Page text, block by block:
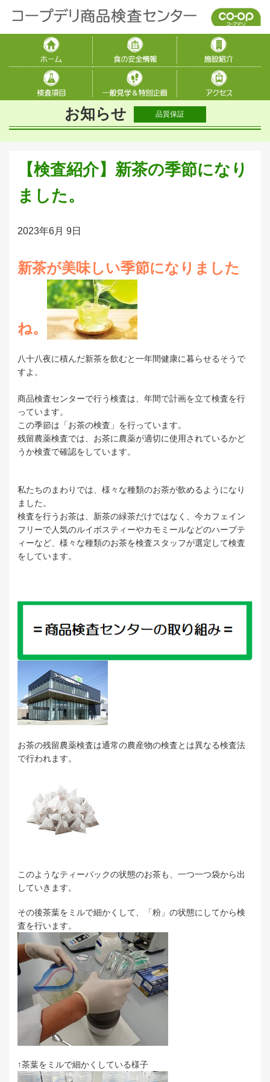
お知らせ 品質保証
【検査紹介】新茶の季節になり
ました。
2023年6月 9日
新茶が美味しい季節になりました
ね。
八十八夜に積んだ新茶を飲むと一年間健康に暮らせるそうで
すよ。
商品検査センターで行う検査は、年間で計画を立て検査を行
っています。
この季節は「お茶の検査」を行っています。
残留農薬検査では、お茶に農薬が適切に使用されているかど
うか検査で確認をしています。
私たちのまわりでは、様々な種類のお茶が飲めるようになり
ました。
検査を行うお茶は、新茶の緑茶だけではなく、今カフェイン
フリーで人気のルイボスティーやカモミールなどのハーブテ
ィーなど、様々な種類のお茶を検査スタッフが選定して検査
をしています。
お茶の残留農薬検査は通常の農産物の検査とは異なる検査法
で行われます。
このようなティーバックの状態のお茶も、一つ一つ袋から出
していきます。
その後茶葉をミルで細かくして、「粉」の状態にしてから検
査を行います。
↑茶葉をミルで細かくしている様子